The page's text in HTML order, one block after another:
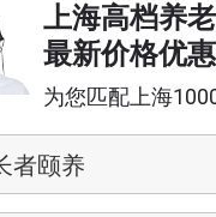
上海高档养
最新价格优
为您匹配上海